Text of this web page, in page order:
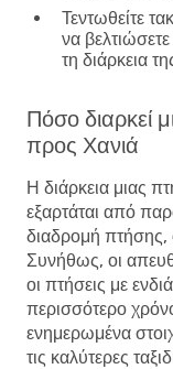
Τεντωθείτε
να
τη διάρκεια
Πόσο διαρκεί
προς Χανιά
Η διάρκεια μιας
εξαρτάται από
διαδρομή πτήσης,
Συνήθως, οι
οι πτήσεις με
περισσότερο
ενημερωμένα
τις καλύτερες